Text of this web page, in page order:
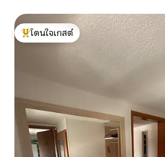
โดนใจเกสต์ที่สุด
โดนใจเกสต์